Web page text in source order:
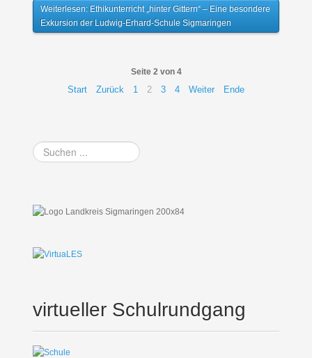
Weiterlesen: Ethikunterricht „hinter Gittern“ – Eine besondere
Exkursion der Ludwig-Erhard-Schule Sigmaringen
Seite 2 von 4
Start Zurück 1 2 3 4 Weiter Ende
Suchen
...
virtueller Schulrundgang